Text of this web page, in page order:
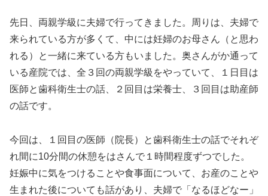
先日、両親学級に夫婦で行ってきました。周りは、夫婦で
来られている方が多くて、中には妊婦のお母さん（と思わ
れる）と一緒に来ている方もいました。奥さんがか通って
いる産院では、全３回の両親学級をやっていて、１日目は
医師と歯科衛生士の話、２回目は栄養士、３回目は助産師
の話です。
今回は、１回目の医師（院長）と歯科衛生士の話でそれぞ
れ間に10分間の休憩をはさんで１時間程度ずつでした。
妊娠中に気をつけることや食事面について、お産のことや
生まれた後についても話があり、夫婦で「なるほどなー」